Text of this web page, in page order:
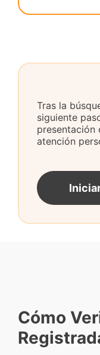
Tras la
siguiente
presentación
atención
Cómo